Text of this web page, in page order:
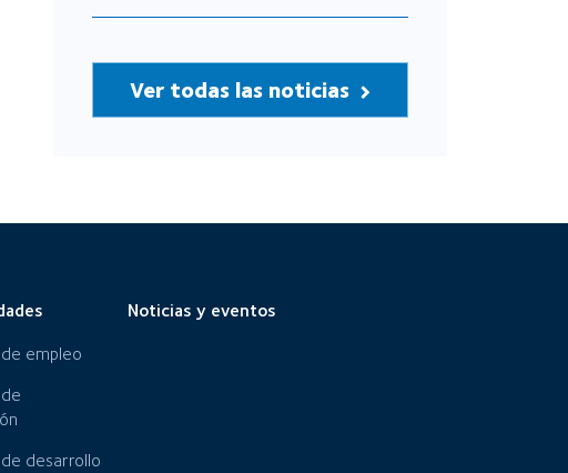
Ver todas las noticias
empleo
desarrollo
Noticias y eventos